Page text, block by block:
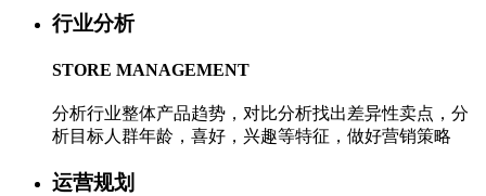
行业分析
STORE MANAGEMENT
分析行业整体产品趋势，对比分析找出差异性卖点，分
析目标人群年龄，喜好，兴趣等特征，做好营销策略
运营规划